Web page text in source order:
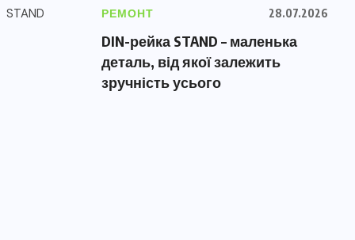
РЕМОНТ
28.07.2026
DIN-рейка STAND – маленька
деталь, від якої залежить
зручність усього